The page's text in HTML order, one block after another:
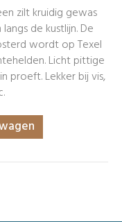
zilt kruidig gewas
de kustlijn. De
wordt op Texel
Licht pittige
proeft. Lekker bij vis,